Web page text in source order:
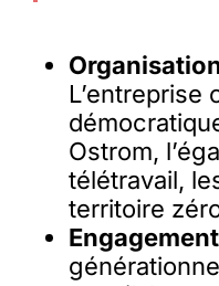
L’entreprise
Ostrom,
télétravail,
territoire
Engagement